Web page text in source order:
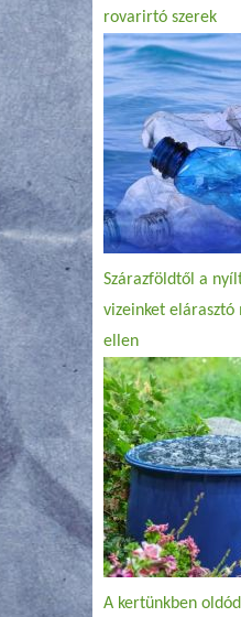
rovarirtó szerek
Szárazföldtől a
vizeinket elárasztó
ellen
A kertünkben